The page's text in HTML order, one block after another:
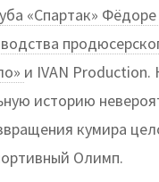
«Спартак»
и IVAN Production.
историю
кумира
Олимп.